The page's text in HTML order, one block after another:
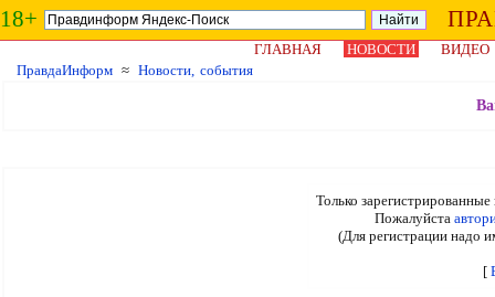
18+
ГЛАВНАЯ НОВОСТИ
ВИДЕО
ПравдаИнформ ≈ Новости, события
Только
Пожалуйста
(Для регистрации надо
[